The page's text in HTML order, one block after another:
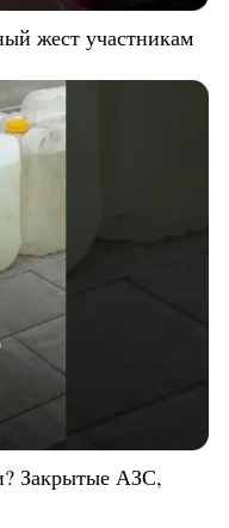
жест участникам
Закрытые АЗС,